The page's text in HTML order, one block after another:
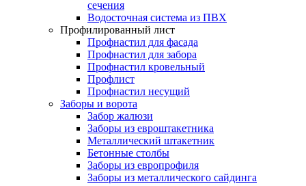
сечения
Водосточная система из ПВХ
Профилированный лист
Профнастил для фасада
Профнастил для забора
Профнастил кровельный
Профлист
Профнастил несущий
Заборы и ворота
Забор жалюзи
Заборы из евроштакетника
Металлический штакетник
Бетонные столбы
Заборы из европрофиля
Заборы из металлического сайдинга